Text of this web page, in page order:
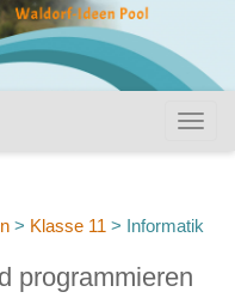
> Klasse 11 > Informatik
programmieren